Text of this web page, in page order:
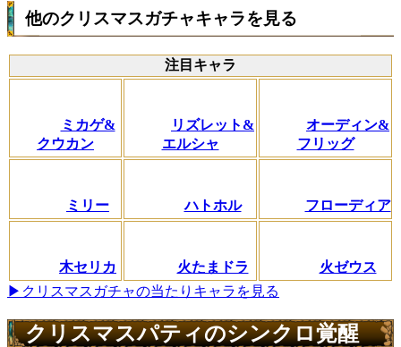
他のクリスマスガチャキャラを見る
注目キャラ
ミカゲ&
クウカン
リズレット&
エルシャ
オーディン&
フリッグ
ミリー ハトホル フローディア
木セリカ 火たまドラ
火ゼウス
▶クリスマスガチャの当たりキャラを見る
クリスマスパティのシンクロ覚醒